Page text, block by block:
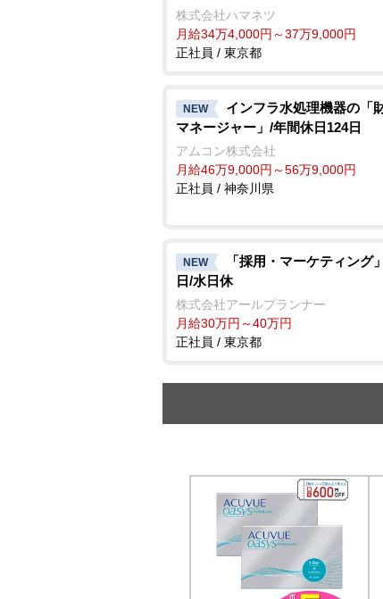
株式会社ハマネツ
月給34万4,000円～37万9,000円
正社員 / 東京都
NEW
インフラ水処理機器の「
マネージャー」/年間休日124日
アムコン株式会社
月給46万9,000円～56万9,000円
正社員 / 神奈川県
NEW
「採用・マーケティング
日/水日休
株式会社アールプランナー
月給30万円～40万円
正社員 / 東京都